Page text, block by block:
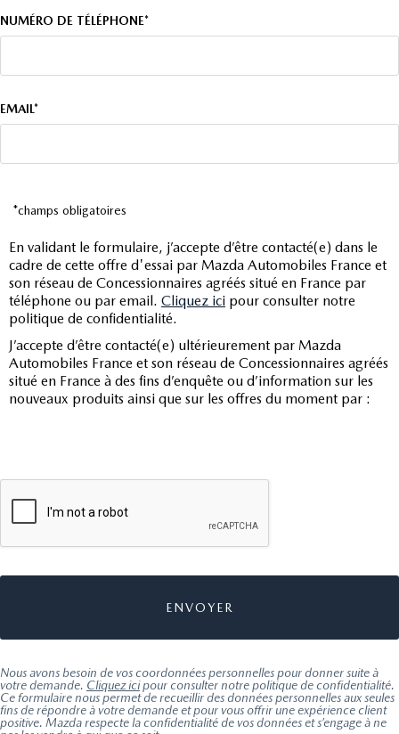
NUMÉRO DE TÉLÉPHONE*
EMAIL*
*champs obligatoires
En validant le formulaire, j’accepte d’être contacté(e) dans le
cadre de cette offre d'essai par Mazda Automobiles France et
son réseau de Concessionnaires agréés situé en France par
téléphone ou par email. Cliquez ici pour consulter notre
politique de confidentialité.
J’accepte d’être contacté(e) ultérieurement par Mazda
Automobiles France et son réseau de Concessionnaires agréés
situé en France à des fins d’enquête ou d’information sur les
nouveaux produits ainsi que sur les offres du moment par :
Nous avons besoin de vos coordonnées personnelles pour donner suite à
votre demande. Cliquez icipour consulter notre politique de confidentialité.
Ce formulaire nous permet de recueillir des données personnelles aux seules
fins de répondre à votre demande et pour vous offrir une expérience client
positive. Mazda respecte la confidentialité de vos données et s’engage à ne